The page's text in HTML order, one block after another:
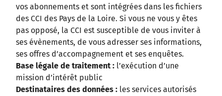
vos abonnements et sont intégrées dans les fichiers
des CCI des Pays de la Loire. Si vous ne vous y êtes
pas opposé, la CCI est susceptible de vous inviter à
ses évènements, de vous adresser ses informations,
ses offres d’accompagnement et ses enquêtes.
Base légale de traitement : l’exécution d’une
mission d’intérêt public
Destinataires des données : les services autorisés